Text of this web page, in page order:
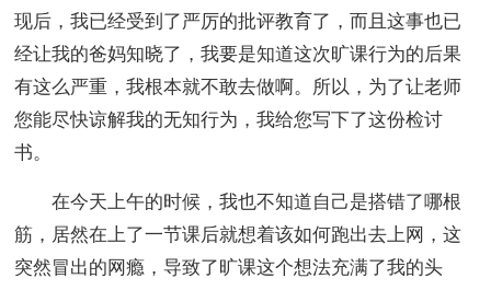
现后，我已经受到了严厉的批评教育了，而且这事也已
经让我的爸妈知晓了，我要是知道这次旷课行为的后果
有这么严重，我根本就不敢去做啊。所以，为了让老师
您能尽快谅解我的无知行为，我给您写下了这份检讨
书。
在今天上午的时候，我也不知道自己是搭错了哪根
筋，居然在上了一节课后就想着该如何跑出去上网，这
突然冒出的网瘾，导致了旷课这个想法充满了我的头